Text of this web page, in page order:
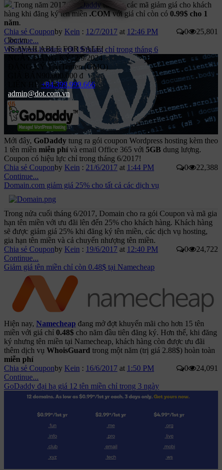
Trong năm 2017,
GoDaddy tung ra các mã giảm giá cho khách
hàng khi đăng ký tên miền .COMvới giá chỉ còn có 0.99$ cho 1
năm.
Chia sẻ Coupon
0 25,801
by Kein : 12/7/2017 at 12:46 PM
Continue...
Wordpress hosting với 1$/tháng chỉ trong tháng 6
Mới đây, GoDaddy tung ra gói coupon Wordpress hosting kèm theo
1 tên miền miễn phí và email Office 365 với 5GB dung lượng.
Coupon có hiệu lực chỉ trong tháng 6/2017!
Chia sẻ Coupon
0 22,388
by Kein : 21/6/2017 at 1:44 PM
Continue...
Domain.com giảm giá 25% cho tất cả các dịch vụ
Trong nửa cuối tháng 6/2017, Domain cho ra gói Coupon và mã gia
hạn tên miền với ưu đãi lên đến 25% cho khách hàng. Khách hàng
sẽ được giảm giá 25% khi đăng ký tên miền, các dịch vụ hosting,
gia hạn tên miền và cả chuyển nhượng tên miền.
Chia sẻ Coupon
0 24,722
by Kein : 19/6/2017 at 12:40 PM
Continue...
Giảm giá tên miền chỉ còn 0.48$ tại Namecheap
Hiện nay, Namecheap đang mở đợt khuyến mãi cho hơn 15 tên
miền với giá chỉ 0.48$ cho năm đầu tiên đăng ký. Hơn thế, khi đăng
ký nhưng tên miền tại Namecheap, khách hàng còn được ưu đãi
thêm dịch vụ WhoisGuard trong một năm (trị giá 2.88$) hoàn toàn
miễn phí
Chia sẻ Coupon
0 24,091
by Kein : 16/6/2017 at 1:50 PM
Continue...
GoDaddy đại hạ giá 12 tên miền chỉ trong 3 ngày
lbc.vn
ISAVAILABLEFOR SALE!
NGÀY ĐĂNG KÝ12/9/2024
ĐĂNG KÝ TẠITenten (GMO)
GIÁ BÁN
90.000.000 đ
LIÊN HỆ +84.399.999.666
admin@dot.com.vn